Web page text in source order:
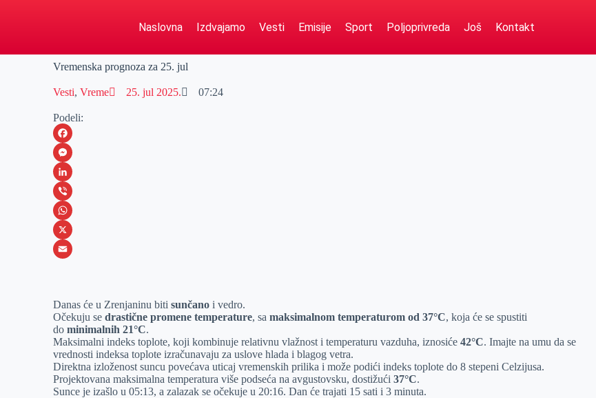
Naslovna Izdvajamo Vesti Emisije Sport Poljoprivreda Još Kontakt
Vremenska prognoza za 25. jul
Vesti,Vreme 25. jul 2025. 07:24
Podeli:
F
a
c
e
b
o
M
e
s
s
e
e
r
L
i
n
k
I
n
V
i
b
W
h
s
A
p
p
X
a
i
l
Danas će u Zrenjaninu bitisunčano i vedro.
Očekuju sedrastične promene temperature, samaksimalnom temperaturom od 37°C, koja će se spustiti
dominimalnih 21°C.
Maksimalni indeks toplote, koji kombinuje relativnu vlažnost i temperaturu vazduha, iznosiće42°C. Imajte na umu da se
vrednosti indeksa toplote izračunavaju za uslove hlada i blagog vetra.
Direktna izloženost suncu povećava uticaj vremenskih prilika i može podići indeks toplote do 8 stepeni Celzijusa.
Projektovana maksimalna temperatura više podseća na avgustovsku, dostižući37°C.
Sunce je izašlo u 05:13, a zalazak se očekuje u 20:16. Dan će trajati 15 sati i 3 minuta.